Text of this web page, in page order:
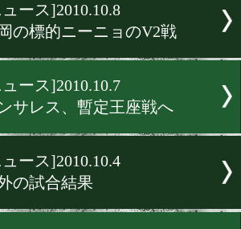
[ニュース]2010.10.10
カサレスはTKO防衛
[ニュース]2010.10.9
石田順裕、計量をパス